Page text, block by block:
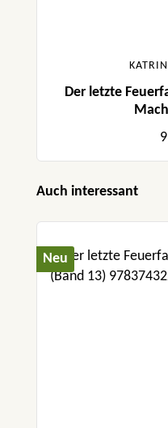
Der letzte
Produktgalerie
Auch interessant
Neu